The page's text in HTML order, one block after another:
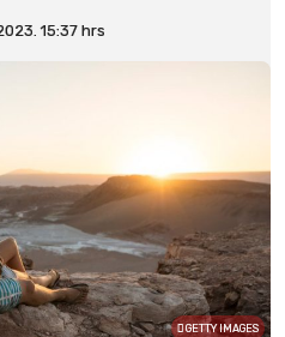
15:37 hrs
GETTY IMAGES